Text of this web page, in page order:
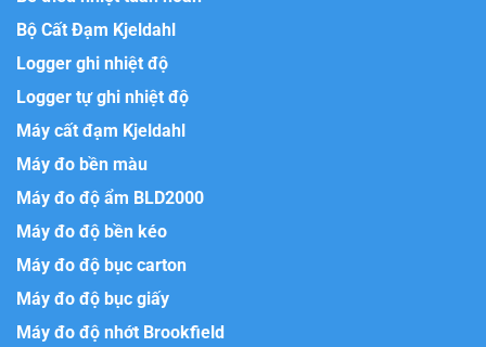
Bộ Cất Đạm Kjeldahl
Logger ghi nhiệt độ
Logger tự ghi nhiệt độ
Máy cất đạm Kjeldahl
Máy đo bền màu
Máy đo độ ẩm BLD2000
Máy đo độ bền kéo
Máy đo độ bục carton
Máy đo độ bục giấy
Máy đo độ nhớt Brookfield